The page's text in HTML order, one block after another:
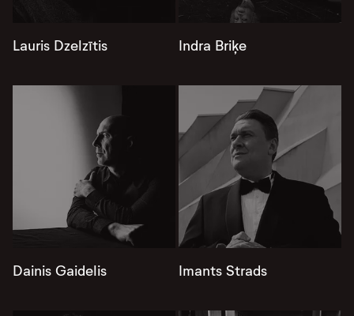
Lauris Dzelzītis Indra Briķe
Dainis Gaidelis Imants Strads